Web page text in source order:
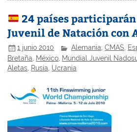
24 países
Juvenil de Natación con
1 junio 2010 Alemania,CMAS,
Bretaña
México Mundial Juvenil
Aletas Rusia Ucrania